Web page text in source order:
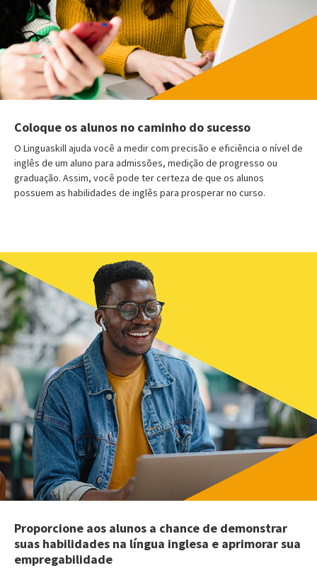
Coloque os alunos no caminho do sucesso
O Linguaskill ajuda você a medir com precisão e eficiência o nível de
inglês de um aluno para admissões, medição de progresso ou
graduação. Assim, você pode ter certeza de que os alunos
possuem as habilidades de inglês para prosperar no curso.
Proporcione aos alunos a chance de demonstrar
suas habilidades na língua inglesa e aprimorar sua
empregabilidade